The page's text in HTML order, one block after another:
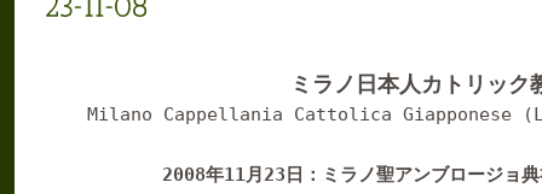
ミラノ日本人カトリック
Milano Cappellania Cattolica Giapponese
2008年11 月 23 日：ミラノ聖アンブロージョ